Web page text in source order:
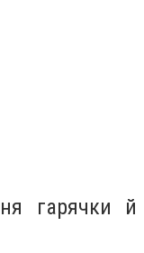
гарячки й